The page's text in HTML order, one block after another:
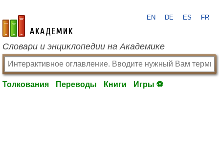
academic.ru
EN DE ES FR
Словари и энциклопедии на Академике
Толкования Переводы Книги Игры ⚽